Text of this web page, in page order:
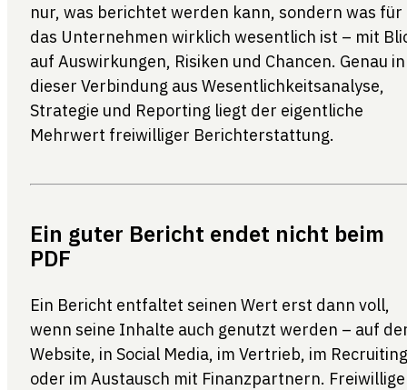
nur, was berichtet werden kann, sondern was für
das Unternehmen wirklich wesentlich ist – mit
auf Auswirkungen, Risiken und Chancen. Genau in
dieser Verbindung aus Wesentlichkeitsanalyse,
Strategie und Reporting liegt der eigentliche
Mehrwert freiwilliger Berichterstattung.
Ein guter Bericht endet nicht beim
PDF
Ein Bericht entfaltet seinen Wert erst dann voll,
wenn seine Inhalte auch genutzt werden – auf
Website, in Social Media, im Vertrieb, im Recruiting
oder im Austausch mit Finanzpartnern. Freiwillige